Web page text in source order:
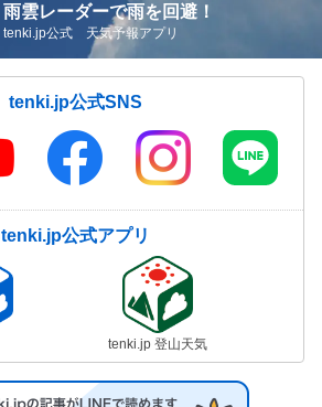
雨雲レーダーで雨を回避！
tenki.jp公式 天気予報アプリ
tenki.jp公式SNS
tenki.jp公式アプリ
tenki.jp 登山天気